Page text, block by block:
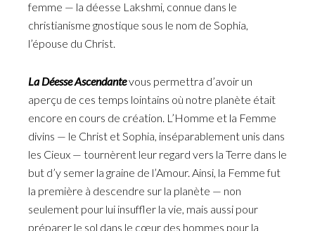
femme — la déesse Lakshmi, connue dans le
christianisme gnostique sous le nom de Sophia,
l’épouse du Christ.
La Déesse Ascendantevous permettra d’avoir un
aperçu de ces temps lointains où notre planète était
encore en cours de création. L’Homme et la Femme
divins — le Christ et Sophia, inséparablement unis dans
les Cieux — tournèrent leur regard vers la Terre dans le
but d’y semer la graine de l’Amour. Ainsi, la Femme fut
la première à descendre sur la planète — non
seulement pour lui insuffler la vie, mais aussi pour
préparer le sol dans le cœur des hommes pour la